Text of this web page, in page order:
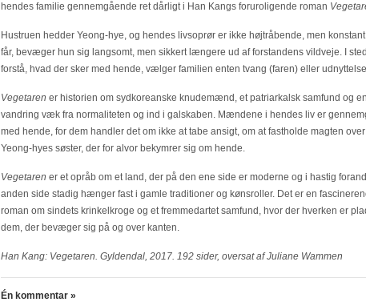
hendes familie gennemgående ret dårligt i Han Kangs foruroligende roman
Hustruen hedder Yeong-hye, og hendes livsoprør er ikke højtråbende, men
får, bevæger hun sig langsomt, men sikkert længere ud af forstandens vildveje. I
forstå, hvad der sker med hende, vælger familien enten tvang (faren) eller
Vegetaren er historien om sydkoreanske knudemænd, et patriarkalsk samfund og
vandring væk fra normaliteten og ind i galskaben. Mændene i hendes liv er
med hende, for dem handler det om ikke at tabe ansigt, om at fastholde magten
Yeong-hyes søster, der for alvor bekymrer sig om hende.
Vegetaren er et opråb om et land, der på den ene side er moderne og i hastig
anden side stadig hænger fast i gamle traditioner og kønsroller. Det er en
roman om sindets krinkelkroge og et fremmedartet samfund, hvor der hverken er
dem, der bevæger sig på og over kanten.
Han Kang: Vegetaren. Gyldendal, 2017. 192 sider, oversat af Juliane Wammen
Én kommentar »